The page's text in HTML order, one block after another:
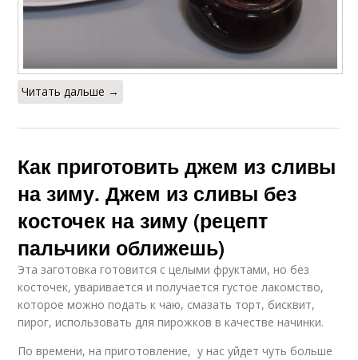
Читать дальше →
Как приготовить джем из сливы
на зиму. Джем из сливы без
косточек на зиму (рецепт
пальчики оближешь)
Эта заготовка готовится с целыми фруктами, но без
косточек, уваривается и получается густое лакомство,
которое можно подать к чаю, смазать торт, бисквит,
пирог, использовать для пирожков в качестве начинки.
По времени, на приготовление, у нас уйдет чуть больше